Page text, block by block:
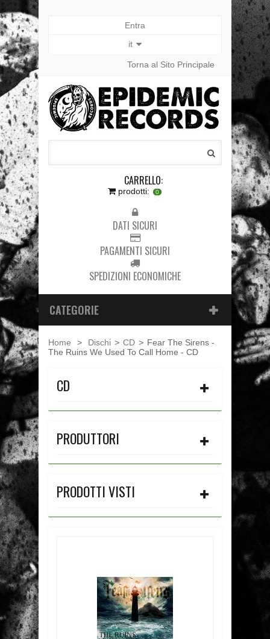
Entra
it
Torna al Sito Principale
CARRELLO:
prodotti: 0
DATI SICURI
PAGAMENTI SICURI
SPEDIZIONI ECONOMICHE
CATEGORIE
Home > Dischi > CD > Fear The Sirens -
The Ruins We Used To Call Home - CD
CD
PRODUTTORI
PRODOTTI VISTI